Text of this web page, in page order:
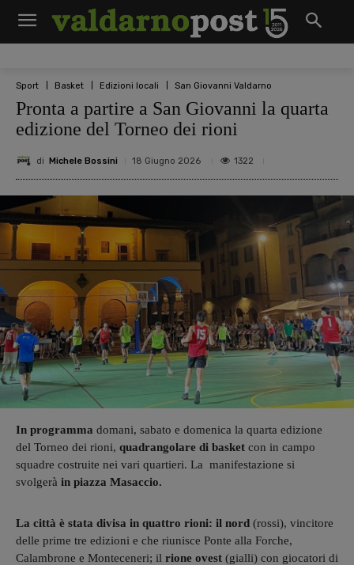
Sport Basket Edizioni locali San Giovanni Valdarno
Pronta a partire a San Giovanni la quarta
edizione del Torneo dei rioni
di Michele Bossini 18 Giugno 2026 1322
In programma domani, sabato e domenica la quarta edizione
del Torneo dei rioni, quadrangolare di basket con in campo
squadre costruite nei vari quartieri. La manifestazione si
svolgerà in piazza Masaccio.
La città è stata divisa in quattro rioni: il nord (rossi), vincitore
delle prime tre edizioni e che riunisce Ponte alla Forche,
Calambrone e Monteceneri; il rione ovest (gialli) con giocatori di